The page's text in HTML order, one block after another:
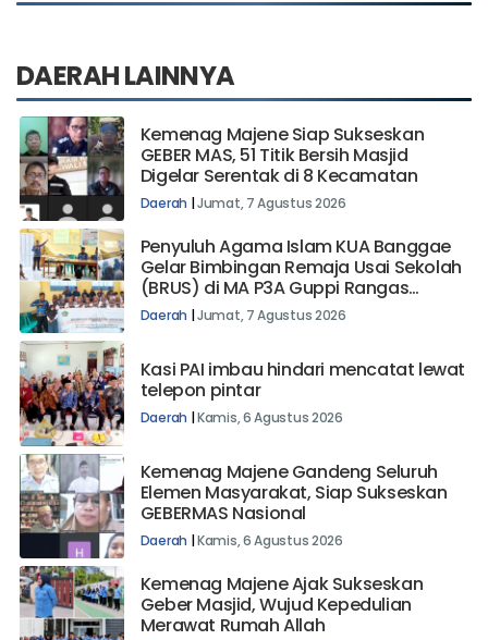
DAERAH LAINNYA
Kemenag Majene Siap Sukseskan
GEBER MAS, 51 Titik Bersih Masjid
Digelar Serentak di 8 Kecamatan
Daerah |Jumat, 7 Agustus 2026
Penyuluh Agama Islam KUA Banggae
Gelar Bimbingan Remaja Usai Sekolah
(BRUS) di MA P3A Guppi Rangas
Majene
Daerah |Jumat, 7 Agustus 2026
Kasi PAI imbau hindari mencatat lewat
telepon pintar
Daerah |Kamis, 6 Agustus 2026
Kemenag Majene Gandeng Seluruh
Elemen Masyarakat, Siap Sukseskan
GEBERMAS Nasional
Daerah |Kamis, 6 Agustus 2026
Kemenag Majene Ajak Sukseskan
Geber Masjid, Wujud Kepedulian
Merawat Rumah Allah